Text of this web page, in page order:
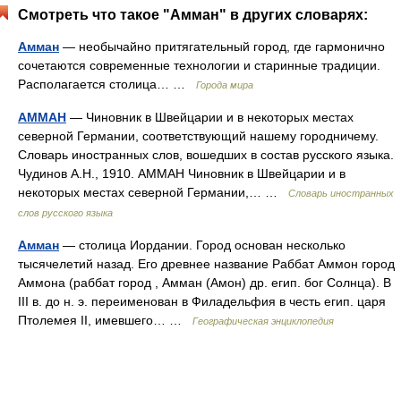
Смотреть что такое "Амман" в других словарях:
Амман — необычайно притягательный город, где гармонично
сочетаются современные технологии и старинные традиции.
Располагается столица… …
Города мира
АММАН — Чиновник в Швейцарии и в некоторых местах
северной Германии, соответствующий нашему городничему.
Словарь иностранных слов, вошедших в состав русского языка.
Чудинов А.Н., 1910. АММАН Чиновник в Швейцарии и в
некоторых местах северной Германии,… …
Словарь иностранных
слов русского языка
Амман — столица Иордании. Город основан несколько
тысячелетий назад. Его древнее название Раббат Аммон город
Аммона (раббат город , Амман (Амон) др. егип. бог Солнца). В
III в. до н. э. переименован в Филадельфия в честь егип. царя
Птолемея II, имевшего… …
Географическая энциклопедия